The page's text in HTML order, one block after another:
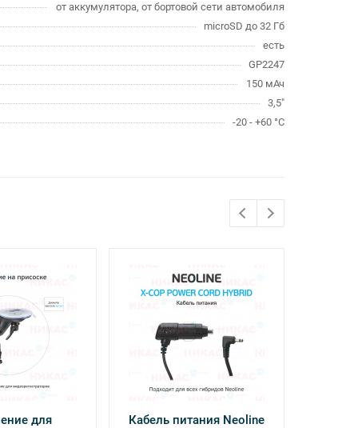
от аккумулятора, от бортовой сети автомобиля
microSD до 32 Гб
есть
GP2247
150 мАч
3,5"
-20 - +60 °C
для
Кабель питания Neoline